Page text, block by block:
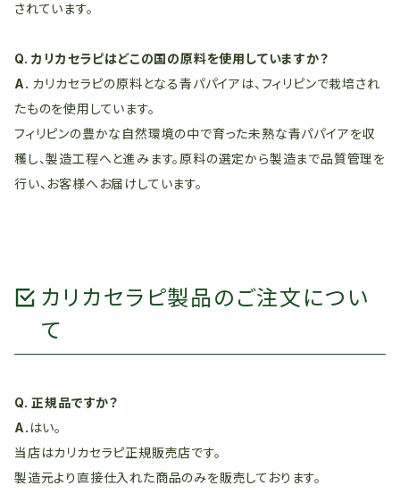
されています。
Q. カリカセラピはどこの国の原料を使用していますか？
A. カリカセラピの原料となる青パパイアは、フィリピンで栽培され
たものを使用しています。
フィリピンの豊かな自然環境の中で育った未熟な青パパイアを収
穫し、製造工程へと進みます。原料の選定から製造まで品質管理を
行い、お客様へお届けしています。
カリカセラピ製品のご注文につい
て
Q. 正規品ですか？
A. はい。
当店はカリカセラピ正規販売店です。
製造元より直接仕入れた商品のみを販売しております。